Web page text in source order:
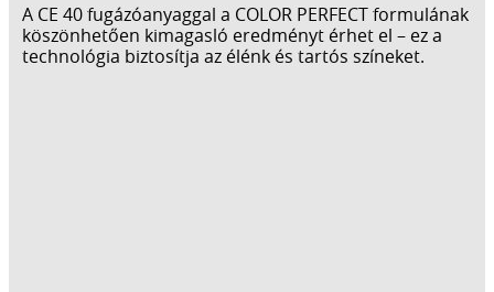
A CE 40 fugázóanyaggal a COLOR PERFECT formulának
köszönhetően kimagasló eredményt érhet el – ez a
technológia biztosítja az élénk és tartós színeket.